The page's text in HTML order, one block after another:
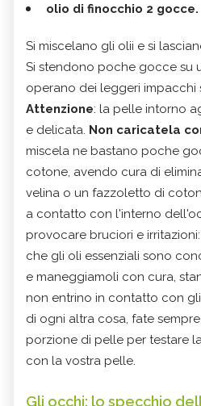
olio di finocchio 2 gocce.
Si miscelano gli olii e si
Si stendono poche gocce su
operano dei leggeri impacchi
Attenzione: la pelle intorno
e delicata. Non caricatela
miscela ne bastano poche
cotone, avendo cura di
velina o un fazzoletto di
a contatto con l'interno
provocare bruciori e
che gli oli essenziali sono
e maneggiamoli con cura,
non entrino in contatto con
di ogni altra cosa, fate
porzione di pelle per testare
con la vostra pelle.
Gli occhi: lo specchio